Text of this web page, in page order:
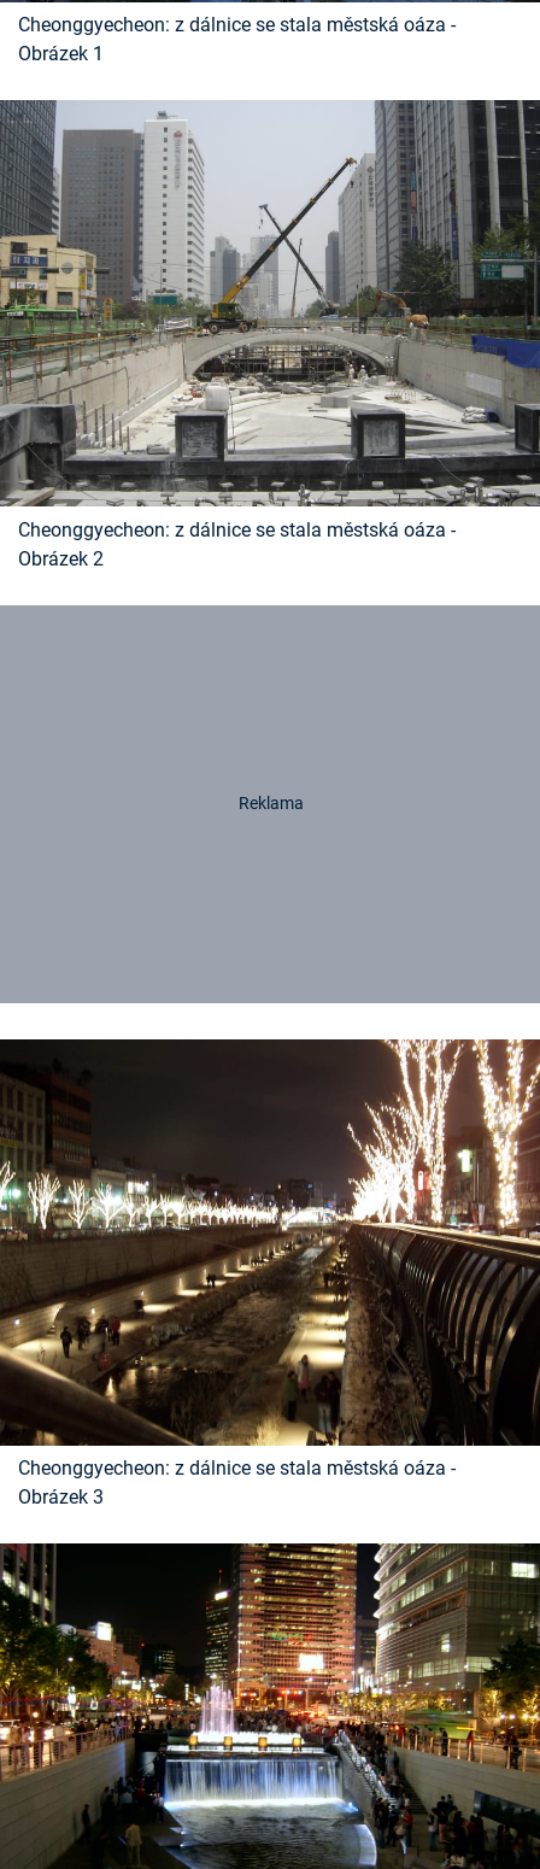
Časopis
Přihlášení
Sledujte nás
Cheonggyecheon: z dálnice se stala městská oáza -
Obrázek 1
Cheonggyecheon: z dálnice se stala městská oáza -
Obrázek 2
Cheonggyecheon: z dálnice se stala městská oáza -
Obrázek 3